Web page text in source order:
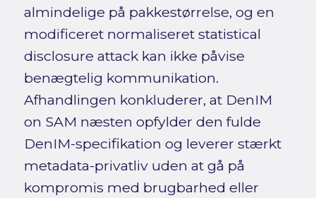
almindelige på pakkestørrelse, og en
modificeret normaliseret statistical
disclosure attack kan ikke påvise
benægtelig kommunikation.
Afhandlingen konkluderer, at DenIM
on SAM næsten opfylder den fulde
DenIM-specifikation og leverer stærkt
metadata-privatliv uden at gå på
kompromis med brugbarhed eller